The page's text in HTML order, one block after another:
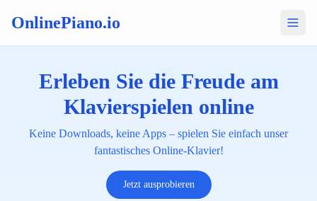
OnlinePiano.io
Erleben Sie die Freude am
Klavierspielen online
Keine Downloads, keine Apps – spielen Sie einfach unser
fantastisches Online-Klavier!
Jetzt ausprobieren